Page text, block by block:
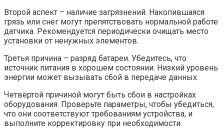
Второй аспект – наличие загрязнений. Накопившаяся
грязь или снег могут препятствовать нормальной работе
датчика. Рекомендуется периодически очищать место
установки от ненужных элементов.
Третья причина – разряд батареи. Убедитесь, что
источник питания в хорошем состоянии. Низкий уровень
энергии может вызывать сбой в передаче данных.
Четвёртой причиной могут быть сбои в настройках
оборудования. Проверьте параметры, чтобы убедиться,
что они соответствуют требованиям устройства, и
выполните корректировку при необходимости.